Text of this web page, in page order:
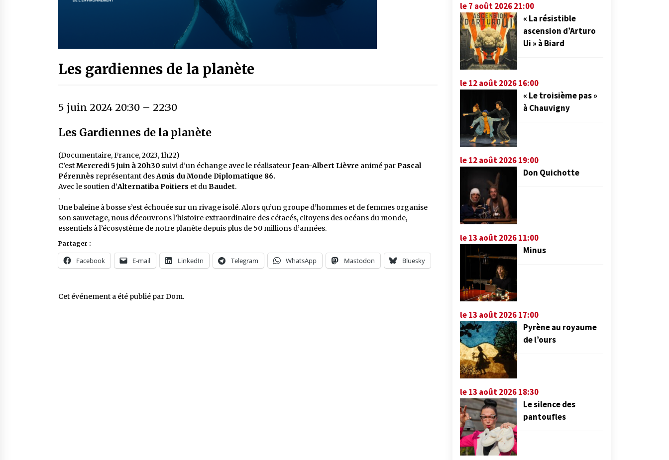
Les gardiennes de la planète
5 juin 2024 20:30 – 22:30
Les Gardiennes de la planète
(Documentaire, France, 2023, 1h22)
C’estMercredi 5 juin à 20h30 suivi d’un échange avec le réalisateurJean-Albert Lièvre animé parPascal
Pérennès représentant desAmis du Monde Diplomatique 86.
Avec le soutien d’Alternatiba Poitiers et duBaudet.
.
Une baleine à bosse s’est échouée sur un rivage isolé. Alors qu’un groupe d’hommes et de femmes organise
son sauvetage, nous découvrons l’histoire extraordinaire des cétacés, citoyens des océans du monde,
essentiels à l’écosystème de notre planète depuis plus de 50 millions d’années.
Partager :
Facebook E-mail LinkedIn Telegram WhatsApp Mastodon Bluesky
Cet événement a été publié parDom.
le 7 août 2026 21:00
« La résistible
ascension d’Arturo
Ui » à Biard
le 12 août 2026 16:00
« Le troisième pas »
à Chauvigny
le 12 août 2026 19:00
Don Quichotte
le 13 août 2026 11:00
Minus
le 13 août 2026 17:00
Pyrène au royaume
de l’ours
le 13 août 2026 18:30
Le silence des
pantoufles